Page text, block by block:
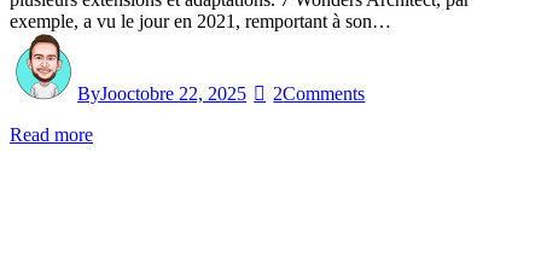
exemple, a vu le jour en 2021, remportant à son…
ByJooctobre 22, 2025 2Comments
Read more